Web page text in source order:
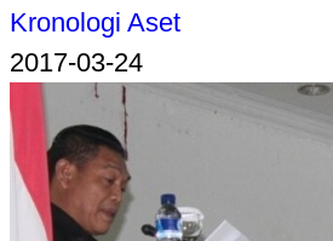
Kronologi Aset
2017-03-24